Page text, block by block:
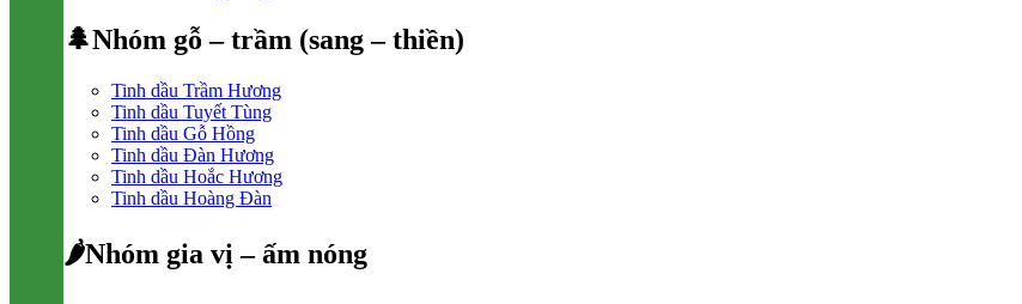
🌲Nhóm gỗ – trầm (sang – thiền)
Tinh dầu Trầm Hương
Tinh dầu Tuyết Tùng
Tinh dầu Gỗ Hồng
Tinh dầu Đàn Hương
Tinh dầu Hoắc Hương
Tinh dầu Hoàng Đàn
🌶Nhóm gia vị – ấm nóng